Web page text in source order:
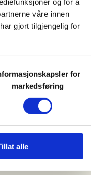
våre innen
gjort tilgjengelig for
for
markedsføring
alle